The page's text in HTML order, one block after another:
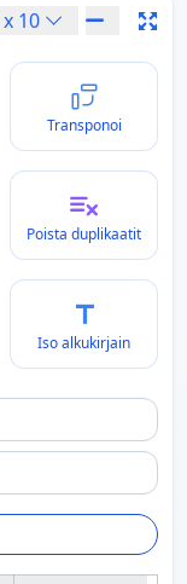
x 10
Transponoi
Poista duplikaatit
Iso alkukirjain